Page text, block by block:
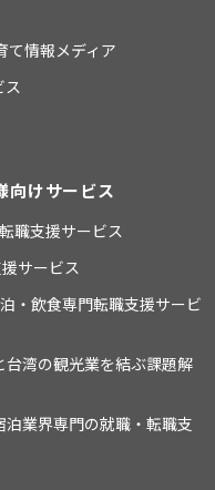
て情報メディア
ス
向けサービス
職支援サービス
サービス
・飲食専門転職支援サービ
台湾の観光業を結ぶ課題解
業界専門の就職・転職支